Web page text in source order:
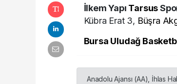
İlkem Yapı Tarsus
Kübra Erat 3, Büşra
Bursa Uludağ
Anadolu Ajansı (AA), İhlas